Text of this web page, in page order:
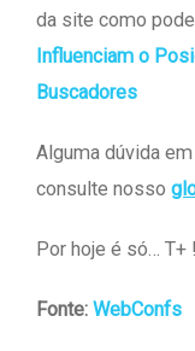
da site como
Influenciam o
Buscadores
Alguma dúvida
consulte nosso
Por hoje é só… T+
Fonte: WebConfs